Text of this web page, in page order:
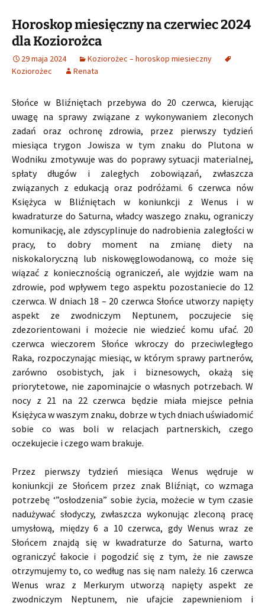
Horoskop miesięczny na czerwiec 2024
dla Koziorożca
29 maja 2024
Koziorożec – horoskop miesieczny
Koziorożec
Renata
Słońce w Bliźniętach przebywa do 20 czerwca, kierując
uwagę na sprawy związane z wykonywaniem zleconych
zadań oraz ochronę zdrowia, przez pierwszy tydzień
miesiąca trygon Jowisza w tym znaku do Plutona w
Wodniku zmotywuje was do poprawy sytuacji materialnej,
spłaty długów i zaległych zobowiązań, zwłaszcza
związanych z edukacją oraz podróżami. 6 czerwca nów
Księżyca w Bliźniętach w koniunkcji z Wenus i w
kwadraturze do Saturna, władcy waszego znaku, ograniczy
komunikację, ale zdyscyplinuje do nadrobienia zaległości w
pracy, to dobry moment na zmianę diety na
niskokaloryczną lub niskowęglowodanową, co może się
wiązać z koniecznością ograniczeń, ale wyjdzie wam na
zdrowie, pod wpływem tego aspektu pozostaniecie do 12
czerwca. W dniach 18 – 20 czerwca Słońce utworzy napięty
aspekt ze zwodniczym Neptunem, poczujecie się
zdezorientowani i możecie nie wiedzieć komu ufać. 20
czerwca wieczorem Słońce wkroczy do przeciwległego
Raka, rozpoczynając miesiąc, w którym sprawy partnerów,
zarówno osobistych, jak i biznesowych, okażą się
priorytetowe, nie zapominajcie o własnych potrzebach. W
nocy z 21 na 22 czerwca będzie miała miejsce pełnia
Księżyca w waszym znaku, dobrze w tych dniach uświadomić
sobie co was boli w relacjach partnerskich, czego
oczekujecie i czego wam brakuje.
Przez pierwszy tydzień miesiąca Wenus wędruje w
koniunkcji ze Słońcem przez znak Bliźniąt, co wzmaga
potrzebę ‘”osłodzenia” sobie życia, możecie w tym czasie
nadużywać słodyczy, zwłaszcza wykonując zleconą pracę
umysłową, między 6 a 10 czerwca, gdy Wenus wraz ze
Słońcem znajdą się w kwadraturze do Saturna, warto
ograniczyć łakocie i pogodzić się z tym, że nie zawsze
otrzymujemy to, co według nas się nam należy. 16 czerwca
Wenus wraz z Merkurym utworzą napięty aspekt ze
zwodniczym Neptunem, nie ufajcie zapewnieniom i